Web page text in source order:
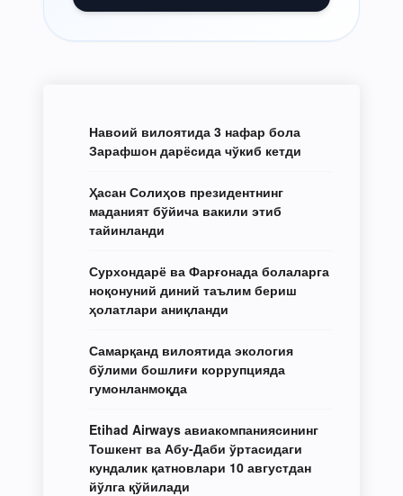
Навоий вилоятида 3 нафар бола
Зарафшон дарёсида чўкиб кетди
Ҳасан Солиҳов президентнинг
маданият бўйича вакили этиб
тайинланди
Сурхондарё ва Фарғонада болаларга
ноқонуний диний таълим бериш
ҳолатлари аниқланди
Самарқанд вилоятида экология
бўлими бошлиғи коррупцияда
гумонланмоқда
Etihad Airways авиакомпаниясининг
Тошкент ва Абу-Даби ўртасидаги
кундалик қатновлари 10 августдан
йўлга қўйилади